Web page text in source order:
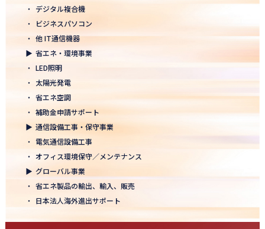
2025.11.06
「心を高め、経営を伸ばす」NDグループが「稲盛フィロソフィー
世界大会」に参画
モノづくりフェア2025にて講演登壇！LED照明の未来を語る
2025.10.17
結束を深めた2日間！創立50年目の方針発表会を開催！
2025.10.07
【日本電通グループ内定式開催】2026年度卒 新卒10期生が本社に
集まりました！
2025.09.11
松山オフィスお引っ越し！快適空間にアップグレード✨
・ デジタル複合機
・
ビジネスパソコン
・ 他 IT通信機器
▶ 省エネ・環境事業
・ LED照明
・ 太陽光発電
・ 省エネ空調
・ 補助金申請サポート
▶ 通信設備工事・保守事業
・ 電気通信設備工事
・ オフィス環境保守／メンテナンス
▶ グローバル事業
・ 省エネ製品の輸出、輸入、販売
・ 日本法人海外進出サポート